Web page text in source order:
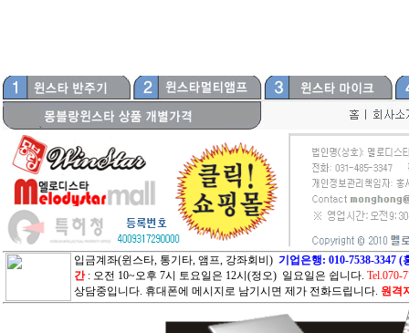
입금계좌(윈스타, 통기타, 앰프, 강좌회비) 기업은행: 010-7538-3347
간 : 오전 10~오후 7시 토요일은 12시(정오) 일요일은 쉽니다. Tel.070-
상담중입니다. 휴대폰에 메시지로 남기시면 제가 전화드립니다. 원격